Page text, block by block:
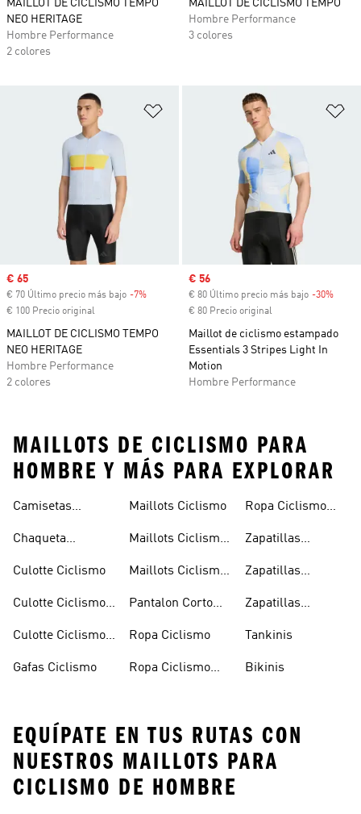
MAILLOT DE CICLISMO TEMPO
NEO HERITAGE
Hombre Performance
2 colores
MAILLOT DE CICLISMO TEMPO
Hombre Performance
3 colores
Añadir a la lista de deseos
Precio de venta
€ 65
€ 70 Último precio más bajo -7% Descuento
€ 100 Precio original
MAILLOT DE CICLISMO TEMPO
NEO HERITAGE
Hombre Performance
2 colores
Precio de venta
€ 56
€ 80 Último precio más bajo -30%
€ 80 Precio original
Maillot de ciclismo estampado
Essentials 3 Stripes Light In
Motion
Hombre Performance
MAILLOTS DE CICLISMO PARA
HOMBRE Y MÁS PARA EXPLORAR
Camisetas
Ciclismo
Chaqueta
Culotte Ciclismo
Culotte Ciclismo
Culotte Ciclismo
Gafas Ciclismo
Maillots Ciclismo
Maillots Ciclismo
Maillots Ciclismo
Pantalon Corto
Ropa Ciclismo
Ropa Ciclismo
Ropa Ciclismo
Zapatillas
Zapatillas
Zapatillas
Tankinis
Bikinis
EQUÍPATE EN TUS RUTAS CON
NUESTROS MAILLOTS PARA
CICLISMO DE HOMBRE